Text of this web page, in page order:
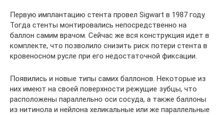
Первую имплантацию стента провел Sigwart в 1987 году.
Тогда стенты монтировались непосредственно на
баллон самим врачом. Сейчас же вся конструкция идет в
комплекте, что позволило снизить риск потери стента в
кровеносном русле при его недостаточной фиксации.
Появились и новые типы самих баллонов. Некоторые из
них имеют на своей поверхности режущие зубцы, что
расположены параллельно оси сосуда, а также баллоны
из нитинола и нейлона хеликальные или же параллельные